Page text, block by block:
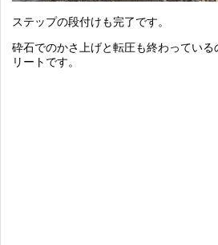
ステップの段付けも完了です。
砕石でのかさ上げと転圧も終わっている
リートです。